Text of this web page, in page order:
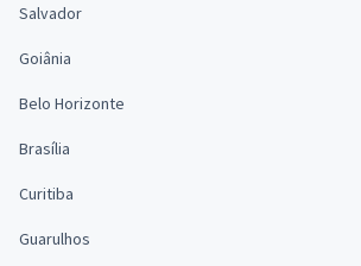
Salvador
Goiânia
Belo Horizonte
Brasília
Curitiba
Guarulhos